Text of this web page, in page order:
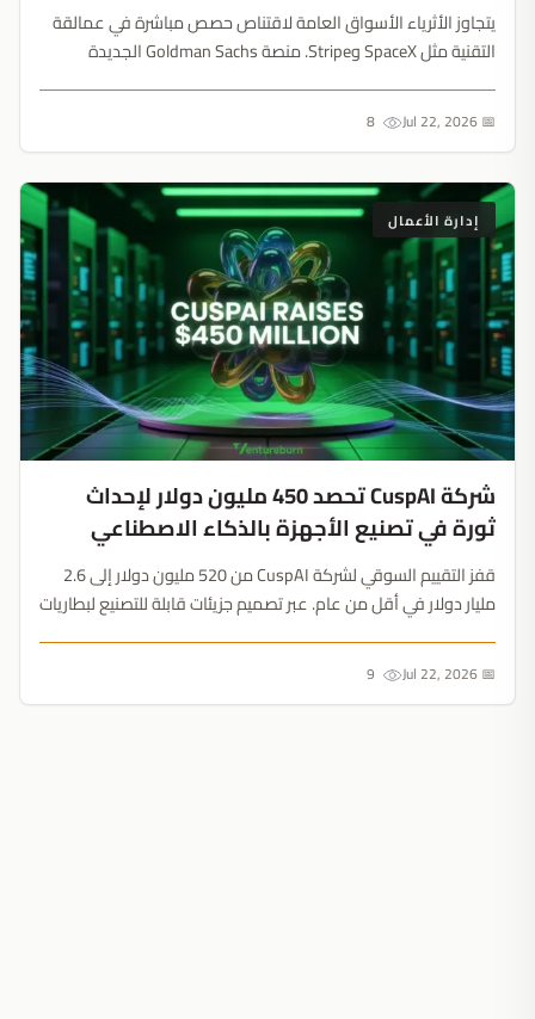
يتجاوز الأثرياء الأسواق العامة لاقتناص حصص مباشرة في عمالقة
التقنية مثل SpaceX وStripe. منصة Goldman Sachs الجديدة
📅 Jul 22, 2026
إدارة الأعمال
شركة CuspAI تحصد 450 مليون دولار لإحداث
ثورة في تصنيع الأجهزة بالذكاء الاصطناعي
قفز التقييم السوقي لشركة CuspAI من 520 مليون دولار إلى 2.6
مليار دولار في أقل من عام. عبر تصميم جزيئات قابلة للتصنيع لبطاريات
تحالف ضخم للبحث والتطوير....📅 Jul 22, 2026